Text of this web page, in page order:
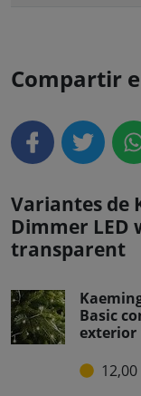
Compartir
Variantes de
Dimmer
transparent
Basic
exterior